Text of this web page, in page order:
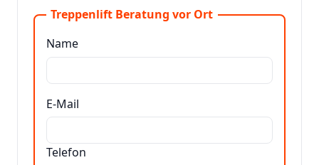
Treppenlift Beratung vor Ort
Name
E-Mail
Telefon